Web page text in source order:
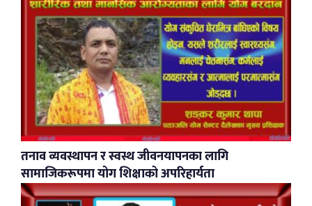
​तनाव व्यवस्थापन र स्वस्थ जीवनयापनका लागि
सामाजिकरूपमा योग शिक्षाको अपरिहार्यता